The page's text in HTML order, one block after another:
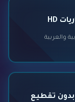
والعربية